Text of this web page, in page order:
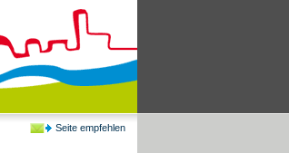
Seite empfehlen